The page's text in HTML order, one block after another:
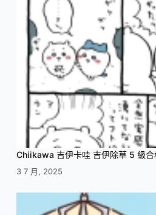
Chiikawa 吉伊卡哇 吉伊除草 5 級合
3 7 月, 2025